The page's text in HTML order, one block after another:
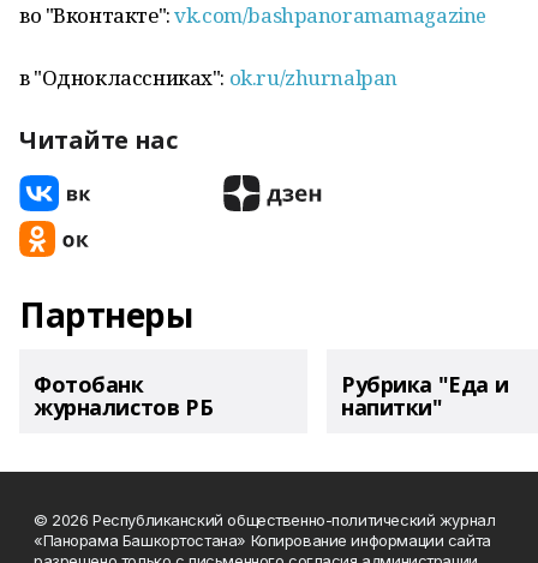
во "Вконтакте":vk.com/bashpanoramamagazine
в "Одноклассниках": ok.ru/zhurnalpan
Читайте нас
Партнеры
Фотобанк
журналистов РБ
Рубрика "Еда и
напитки"
© 2026 Республиканский общественно-политический журнал
«Панорама Башкортостана» Копирование информации сайта